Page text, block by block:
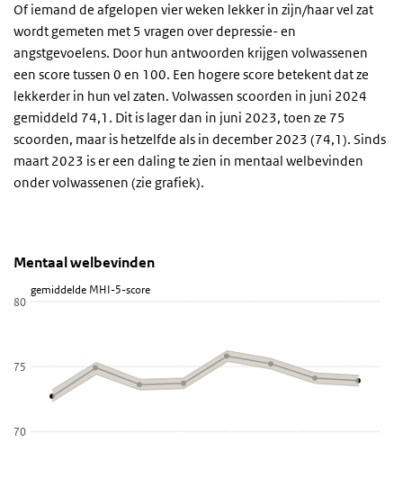
Of iemand de afgelopen vier weken lekker in zijn/haar vel zat
wordt gemeten met 5 vragen over depressie- en
angstgevoelens. Door hun antwoorden krijgen volwassenen
een score tussen 0 en 100. Een hogere score betekent dat ze
lekkerder in hun vel zaten. Volwassen scoorden in juni 2024
gemiddeld 74,1. Dit is lager dan in juni 2023, toen ze 75
scoorden, maar is hetzelfde als in december 2023 (74,1). Sinds
maart 2023 is er een daling te zien in mentaal welbevinden
onder volwassenen (zie grafiek).
Trend figuur
Sla de grafiek 'Mentaal welbevinden' over en ga naar de datatabel
Mentaal welbevinden
Combinatie grafiek met 2 reeksen.
Bekijk als data tabel.
De grafiek heeft 1 Y-as die gemiddelde MHI-5-score weergeeft.
gemiddelde MHI-5-score
Mentaal welbevinden
70
75
80